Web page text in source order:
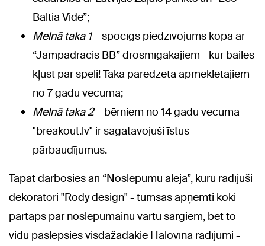
Baltia Vide”;
Melnā taka 1– spocīgs piedzīvojums kopā ar
“Jampadracis BB” drosmīgākajiem - kur bailes
kļūst par spēli! Taka paredzēta apmeklētājiem
no 7 gadu vecuma;
Melnā taka 2– bērniem no 14 gadu vecuma
"breakout.lv" ir sagatavojuši īstus
pārbaudījumus.
Tāpat darbosies arī “Noslēpumu aleja”, kuru radījuši
dekoratori "Rody design" - tumsas apņemti koki
pārtaps par noslēpumainu vārtu sargiem, bet to
vidū paslēpsies visdažādākie Halovīna radījumi -